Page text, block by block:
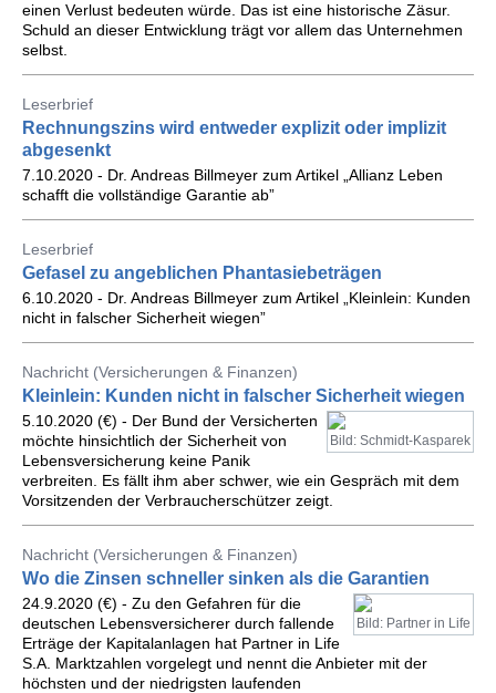
einen Verlust bedeuten würde. Das ist eine historische Zäsur.
Schuld an dieser Entwicklung trägt vor allem das Unternehmen
selbst.
Leserbrief
Rechnungszins wird entweder explizit oder implizit
abgesenkt
7.10.2020 - Dr. Andreas Billmeyer zum Artikel „Allianz Leben
schafft die vollständige Garantie ab”
Leserbrief
Gefasel zu angeblichen Phantasiebeträgen
6.10.2020 - Dr. Andreas Billmeyer zum Artikel „Kleinlein: Kunden
nicht in falscher Sicherheit wiegen”
Nachricht (Versicherungen & Finanzen)
Kleinlein: Kunden nicht in falscher Sicherheit wiegen
Bild: Schmidt-Kasparek
5.10.2020 (€) - Der Bund der Versicherten
möchte hinsichtlich der Sicherheit von
Lebensversicherung keine Panik
verbreiten. Es fällt ihm aber schwer, wie ein Gespräch mit dem
Vorsitzenden der Verbraucherschützer zeigt.
Nachricht (Versicherungen & Finanzen)
Wo die Zinsen schneller sinken als die Garantien
Bild: Partner in Life
24.9.2020 (€) - Zu den Gefahren für die
deutschen Lebensversicherer durch fallende
Erträge der Kapitalanlagen hat Partner in Life
S.A. Marktzahlen vorgelegt und nennt die Anbieter mit der
höchsten und der niedrigsten laufenden